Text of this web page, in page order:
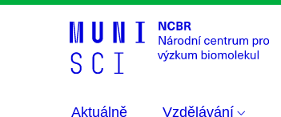
Aktuálně Vzdělávání